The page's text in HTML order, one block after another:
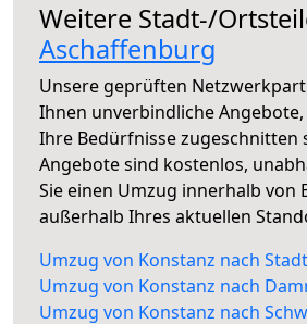
Weitere Stadt-/
Aschaffenburg
Unsere geprüften
Ihnen unverbindliche
Ihre Bedürfnisse zugeschnitten
Angebote sind kostenlos,
Sie einen Umzug innerhalb von
außerhalb Ihres aktuellen
Umzug von Konstanz nach
Umzug von Konstanz nach
Umzug von Konstanz nach